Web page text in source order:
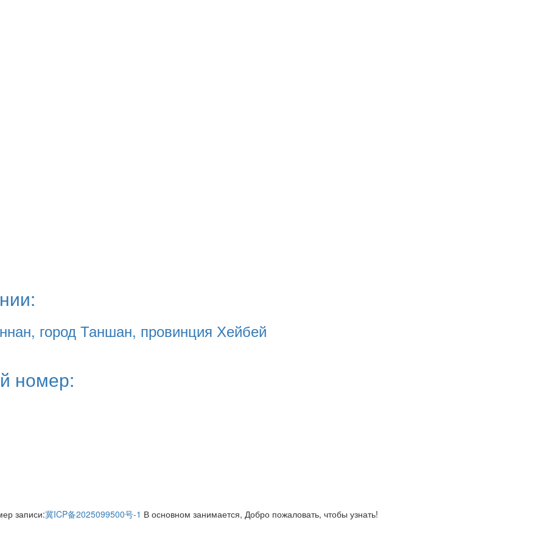
город Таншан, провинция Хейбей
номер:
записи:冀ICP备2025099500号-1 В основном занимается, Добро пожаловать, чтобы узнать!